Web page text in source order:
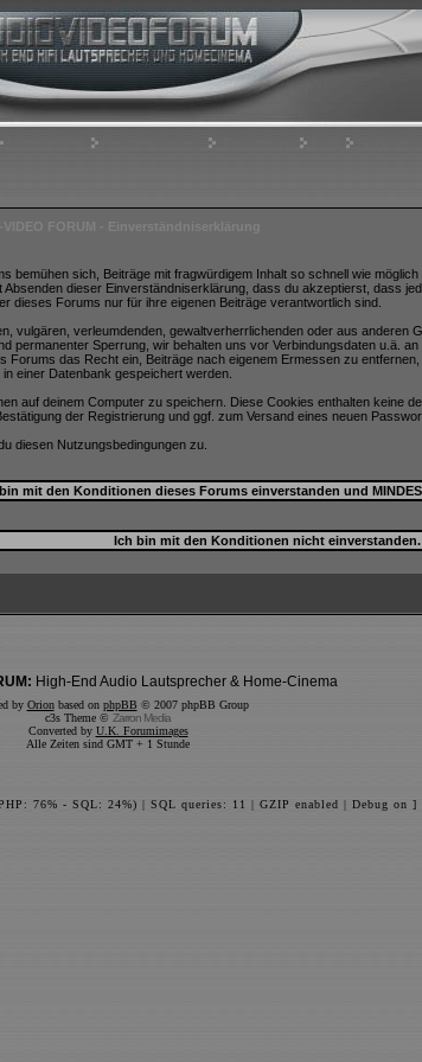
bemühen sich, Beiträge mit fragwürdigem Inhalt so schnell wie
dieser Einverständniserklärung, dass du akzeptierst, dass
dieses Forums nur für ihre eigenen Beiträge verantwortlich sind.
vulgären, verleumdenden, gewaltverherrlichenden oder aus anderen
permanenter Sperrung, wir behalten uns vor Verbindungsdaten u.ä.
Forums das Recht ein, Beiträge nach eigenem Ermessen zu
einer Datenbank gespeichert werden.
auf deinem Computer zu speichern. Diese Cookies enthalten keine
der Registrierung und ggf. zum Versand eines neuen
diesen Nutzungsbedingungen zu.
High-End Audio Lautsprecher & Home-Cinema
by Orionbased on phpBB © 2007 phpBB Group
c3s Theme © Zarron Media
Converted by U.K. Forumimages
Alle Zeiten sind GMT + 1 Stunde
76% - SQL: 24%) | SQL queries: 11 | GZIP enabled | Debug on ]